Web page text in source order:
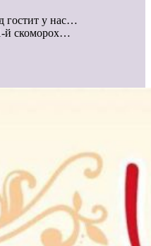
гостит у нас…
й скоморох…